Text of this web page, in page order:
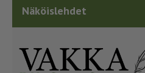
Näköislehdet